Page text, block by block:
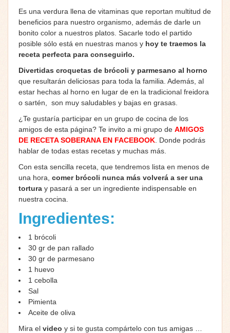
Es una verdura llena de vitaminas que reportan multitud de
beneficios para nuestro organismo, además de darle un
bonito color a nuestros platos. Sacarle todo el partido
posible sólo está en nuestras manos y hoy te traemos la
receta perfecta para conseguirlo.
Divertidas croquetas de brócoli y parmesano al horno
que resultarán deliciosas para toda la familia. Además, al
estar hechas al horno en lugar de en la tradicional freidora
o sartén, son muy saludables y bajas en grasas.
¿Te gustaría participar en un grupo de cocina de los
amigos de esta página? Te invito a mi grupo de AMIGOS
DE RECETA SOBERANA EN FACEBOOK . Donde podrás
hablar de todas estas recetas y muchas más.
Con esta sencilla receta, que tendremos lista en menos de
una hora, comer brócoli nunca más volverá a ser una
tortura y pasará a ser un ingrediente indispensable en
nuestra cocina.
Ingredientes:
1 brócoli
30 gr de pan rallado
30 gr de parmesano
1 huevo
1 cebolla
Sal
Pimienta
Aceite de oliva
Mira el video y si te gusta compártelo con tus amigas …